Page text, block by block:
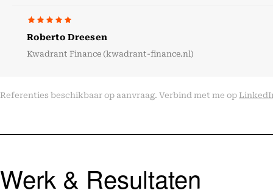
Roberto Dreesen
Kwadrant Finance (kwadrant-finance.nl)
Referenties beschikbaar op aanvraag. Verbind met me op
Werk & Resultaten